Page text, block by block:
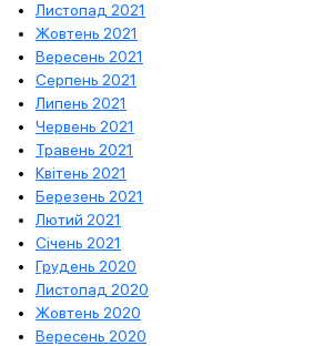
Листопад 2021
Жовтень 2021
Вересень 2021
Серпень 2021
Липень 2021
Червень 2021
Травень 2021
Квітень 2021
Березень 2021
Лютий 2021
Січень 2021
Грудень 2020
Листопад 2020
Жовтень 2020
Вересень 2020